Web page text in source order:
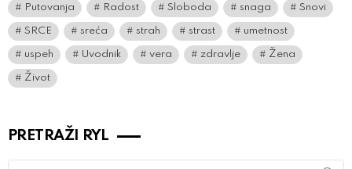
Putovanja Radost Sloboda snaga Snovi
SRCE sreća strah strast umetnost
uspeh Uvodnik vera zdravlje Žena
Život
PRETRAŽI RYL